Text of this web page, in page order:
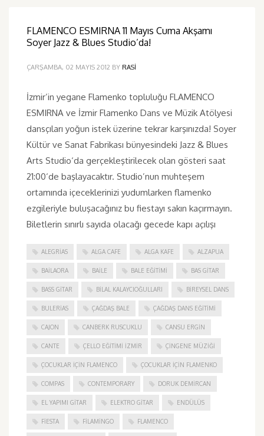
FLAMENCO ESMIRNA 11 Mayıs Cuma Akşamı
Soyer Jazz & Blues Studio’da!
ÇARŞAMBA, 02 MAYIS 2012 BY RASI
İzmir’in yegane Flamenko topluluğu FLAMENCO
ESMIRNA ve İzmir Flamenko Dans ve Müzik Atölyesi
dansçıları yoğun istek üzerine tekrar karşınızda! Soyer
Kültür ve Sanat Fabrikası bünyesindeki Jazz & Blues
Arts Studio‘da gerçekleştirilecek olan gösteri saat
21:00‘de başlayacaktır. Studio’nun muhteşem
ortamında içeceklerinizi yudumlarken flamenko
ezgileriyle buluşacağınız bu fiestayı sakın kaçırmayın.
Biletlerin sınırlı sayıda olacağı gecede kapı açılışı
ALEGRIAS ALGA CAFE ALGA KAFE ALZAPUA
BAILAORA BAILE BALE EĞITIMI BAS GITAR
BASS GITAR BILAL KALAYCIOĞULLARI BIREYSEL DANS
BULERIAS ÇAĞDAŞ BALE ÇAĞDAŞ DANS EĞITIMI
CAJON CANBERK RUSCUKLU CANSU ERGIN
CANTE ÇELLO EĞITIMI İZMIR ÇINGENE MÜZIĞI
ÇOCUKLAR IÇIN FLAMENCO ÇOCUKLAR IÇIN FLAMENKO
COMPAS CONTEMPORARY DORUK DEMIRCAN
EL YAPIMI GITAR ELEKTRO GITAR ENDÜLÜS
FIESTA FILAMINGO FLAMENCO